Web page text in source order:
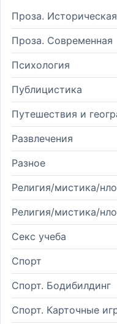
Проза. Историческая
Проза. Современная
Психология
Публицистика
Путешествия и
Развлечения
Разное
Религия/мистика/нло
Религия/мистика/
Секс учеба
Спорт
Спорт. Бодибилдинг
Спорт. Карточные